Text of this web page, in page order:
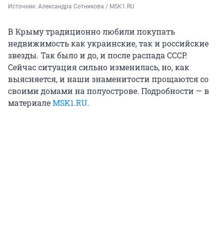
Источник: Александра Сотникова / MSK1.RU
В Крыму традиционно любили покупать
недвижимость как украинские, так и российские
звезды. Так было и до, и после распада СССР.
Сейчас ситуация сильно изменилась, но, как
выясняется, и наши знаменитости прощаются со
своими домами на полуострове. Подробности — в
материалеMSK1.RU.